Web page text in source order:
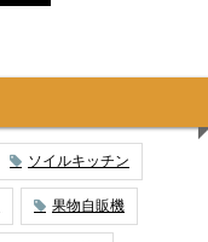
ソイルキッチン
果物自販機